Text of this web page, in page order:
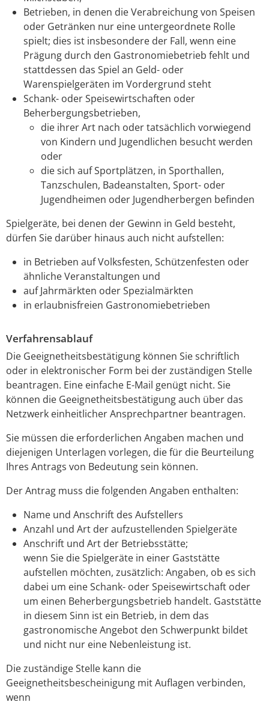
Betrieben, in denen die Verabreichung von Speisen
oder Getränken nur eine untergeordnete Rolle
spielt; dies ist insbesondere der Fall, wenn eine
Prägung durch den Gastronomiebetrieb fehlt und
stattdessen das Spiel an Geld- oder
Warenspielgeräten im Vordergrund steht
Schank- oder Speisewirtschaften oder
Beherbergungsbetrieben,
die ihrer Art nach oder tatsächlich vorwiegend
von Kindern und Jugendlichen besucht werden
oder
die sich auf Sportplätzen, in Sporthallen,
Tanzschulen, Badeanstalten, Sport- oder
Jugendheimen oder Jugendherbergen befinden
Spielgeräte, bei denen der Gewinn in Geld besteht,
dürfen Sie darüber hinaus auch nicht aufstellen:
in Betrieben auf Volksfesten, Schützenfesten oder
ähnliche Veranstaltungen und
auf Jahrmärkten oder Spezialmärkten
in erlaubnisfreien Gastronomiebetrieben
Verfahrensablauf
Die Geeignetheitsbestätigung können Sie schriftlich
oder in elektronischer Form bei der zuständigen Stelle
beantragen. Eine einfache E-Mail genügt nicht. Sie
können die Geeignetheitsbestätigung auch über das
Netzwerk einheitlicher Ansprechpartner beantragen.
Sie müssen die erforderlichen Angaben machen und
diejenigen Unterlagen vorlegen, die für die Beurteilung
Ihres Antrags von Bedeutung sein können.
Der Antrag muss die folgenden Angaben enthalten:
Name und Anschrift des Aufstellers
Anzahl und Art der aufzustellenden Spielgeräte
Anschrift und Art der Betriebsstätte;
wenn Sie die Spielgeräte in einer Gaststätte
aufstellen möchten, zusätzlich: Angaben, ob es sich
dabei um eine Schank- oder Speisewirtschaft oder
um einen Beherbergungsbetrieb handelt. Gaststätte
in diesem Sinn ist ein Betrieb, in dem das
gastronomische Angebot den Schwerpunkt bildet
und nicht nur eine Nebenleistung ist.
Die zuständige Stelle kann die
Geeignetheitsbescheinigung mit Auflagen verbinden,
wenn